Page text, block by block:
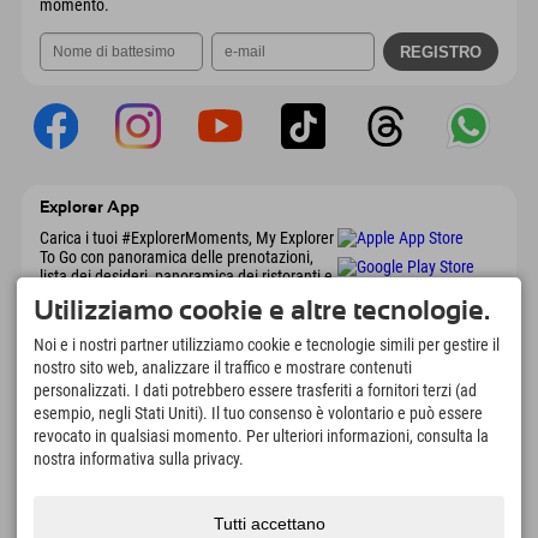
momento.
Explorer App
Carica i tuoi #ExplorerMoments, My Explorer
To Go con panoramica delle prenotazioni,
lista dei desideri, panoramica dei ristoranti e
molto altro. Scaricalo subito!
È tempo di momenti da esploratore
166
Laghi di montagna e piscine
avventura
4.634km
Piste per lo sci e lo
snowboard
8.991km
Utilizziamo cookie e altre tecnologie.
Noi e i nostri partner utilizziamo cookie e tecnologie simili per gestire il
nostro sito web, analizzare il traffico e mostrare contenuti
personalizzati. I dati potrebbero essere trasferiti a fornitori terzi (ad
esempio, negli Stati Uniti). Il tuo consenso è volontario e può essere
revocato in qualsiasi momento. Per ulteriori informazioni, consulta la
nostra informativa sulla privacy.
Tutti accettano